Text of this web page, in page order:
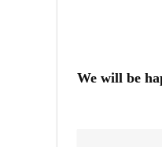
We will be